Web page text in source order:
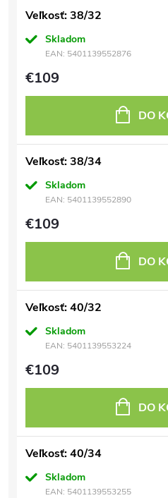
Veľkosť: 38/32
Skladom
EAN: 5401139552876
€109
DO
Veľkosť: 38/34
Skladom
EAN: 5401139552890
€109
DO
Veľkosť: 40/32
Skladom
EAN: 5401139553224
€109
DO
Veľkosť: 40/34
Skladom
EAN: 5401139553255